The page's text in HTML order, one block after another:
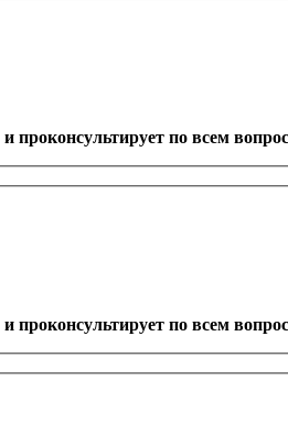
и проконсультирует по всем
и проконсультирует по всем